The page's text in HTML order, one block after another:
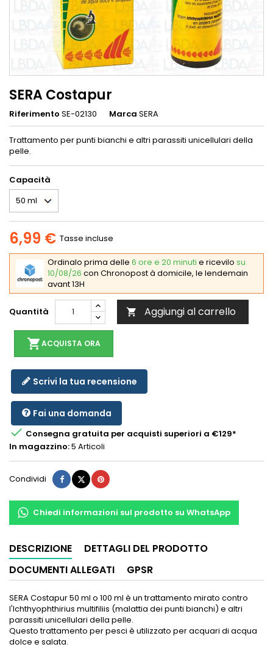
SERA Costapur
Riferimento SE-02130 Marca SERA
Trattamento per punti bianchi e altri parassiti unicellulari della
pelle.
Capacità
6,99 € Tasse incluse
Ordinalo prima delle 6 ore e 20 minuti e ricevilo su
10/08/26 con Chronopost à domicile, le lendemain
avant 13H
Quantità  Aggiungi al carrello
shopping_cartACQUISTA ORA
Scrivi la tua recensione
Fai una domanda
 Consegna gratuita per acquisti superiori a €129*
In magazzino:5 Articoli
Condividi Condividi
TwittaPinterest
Chiedi informazioni sul prodotto su WhatsApp
DESCRIZIONE
DETTAGLI DEL PRODOTTO
DOCUMENTI ALLEGATI
GPSR
SERA Costapur 50 ml o 100 ml è un trattamento mirato contro
l'Ichthyophthirius multifiliis (malattia dei punti bianchi) e altri
parassiti unicellulari della pelle.
Questo trattamento per pesci è utilizzato per acquari di acqua
dolce e salata.